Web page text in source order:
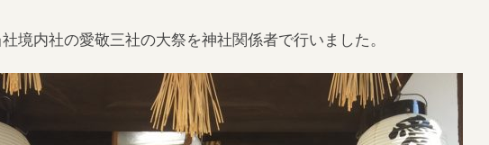
境内社の愛敬三社の大祭を神社関係者で行いました。